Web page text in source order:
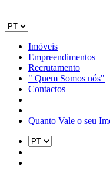
Imóveis
Empreendimentos
Recrutamento
" Quem Somos nós"
Contactos
Quanto Vale o seu